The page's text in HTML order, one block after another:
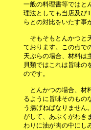
一般の料理書等ではと
理法としても当店及び
らとの対比をいたす事
そもそもとんかつと
ております。この点で
天ぷらの場合、材料は
貝類ではこれは旨味の
のです。
とんかつの場合、材
るように旨味そのもの
う揚げねばなりません
がして、あぶくがわき
わりに油が肉の中にし